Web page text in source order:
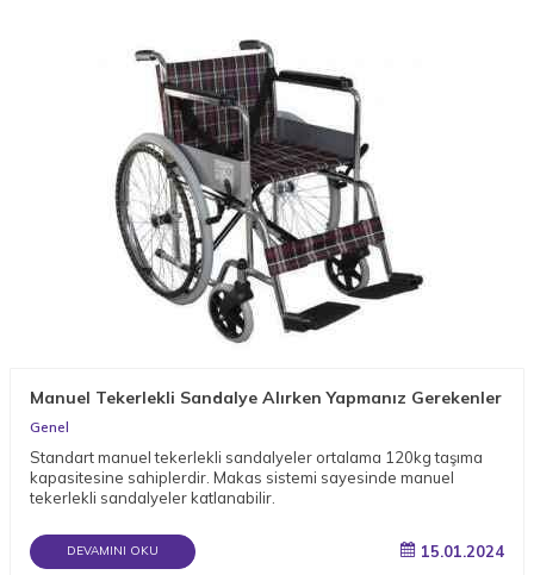
Manuel Tekerlekli Sandalye Alırken Yapmanız Gerekenler
Genel
Standart manuel tekerlekli sandalyeler ortalama 120kg taşıma
kapasitesine sahiplerdir. Makas sistemi sayesinde manuel
tekerlekli sandalyeler katlanabilir.
DEVAMINI OKU 15.01.2024